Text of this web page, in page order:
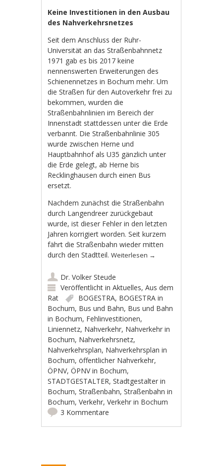
Keine Investitionen in den Ausbau
des Nahverkehrsnetzes
Seit dem Anschluss der Ruhr-
Universität an das Straßenbahnnetz
1971 gab es bis 2017 keine
nennenswerten Erweiterungen des
Schienennetzes in Bochum mehr. Um
die Straßen für den Autoverkehr frei zu
bekommen, wurden die
Straßenbahnlinien im Bereich der
Innenstadt stattdessen unter die Erde
verbannt. Die Straßenbahnlinie 305
wurde zwischen Herne und
Hauptbahnhof als U35 gänzlich unter
die Erde gelegt, ab Herne bis
Recklinghausen durch einen Bus
ersetzt.
Nachdem zunächst die Straßenbahn
durch Langendreer zurückgebaut
wurde, ist dieser Fehler in den letzten
Jahren korrigiert worden. Seit kurzem
fährt die Straßenbahn wieder mitten
durch den Stadtteil.Weiterlesen →
Dr. Volker Steude
Veröffentlicht inAktuelles,Aus dem
Rat
BOGESTRA, BOGESTRA in
Bochum, Bus und Bahn, Bus und Bahn
in Bochum, Fehlinvestitionen,
Liniennetz, Nahverkehr, Nahverkehr in
Bochum, Nahverkehrsnetz,
Nahverkehrsplan, Nahverkehrsplan in
Bochum,öffentlicher Nahverkehr,
ÖPNV,ÖPNV in Bochum,
STADTGESTALTER,Stadtgestalter in
Bochum,Straßenbahn,Straßenbahn in
Bochum,Verkehr,Verkehr in Bochum
3 Kommentare